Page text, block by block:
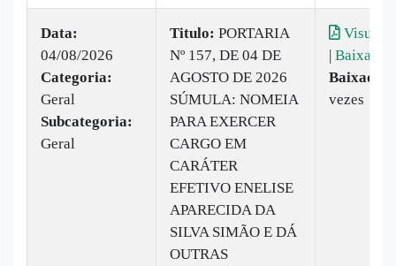
Data:
04/08/2026
Categoria:
Geral
Subcategoria:
Geral
Titulo: PORTARIA
Nº 157, DE 04 DE
AGOSTO DE 2026
SÚMULA: NOMEIA
PARA EXERCER
CARGO EM
CARÁTER
EFETIVO ENELISE
APARECIDA DA
SILVA SIMÃO E DÁ
OUTRAS
| Baixar
Baixado:
vezes